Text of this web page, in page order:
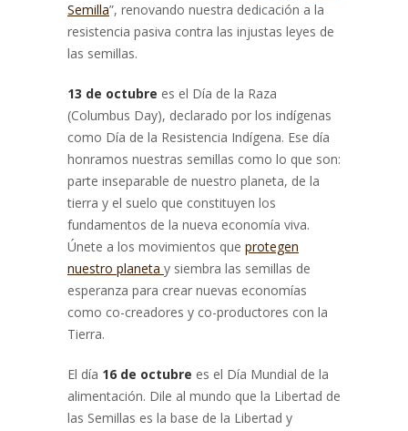
Semilla”, renovando nuestra dedicación a la
resistencia pasiva contra las injustas leyes de
las semillas.
13 de octubre es el Día de la Raza
(Columbus Day), declarado por los indígenas
como Día de la Resistencia Indígena. Ese día
honramos nuestras semillas como lo que son:
parte inseparable de nuestro planeta, de la
tierra y el suelo que constituyen los
fundamentos de la nueva economía viva.
Únete a los movimientos que protegen
nuestro planeta y siembra las semillas de
esperanza para crear nuevas economías
como co-creadores y co-productores con la
Tierra.
El día 16 de octubre es el Día Mundial de la
alimentación. Dile al mundo que la Libertad de
las Semillas es la base de la Libertad y